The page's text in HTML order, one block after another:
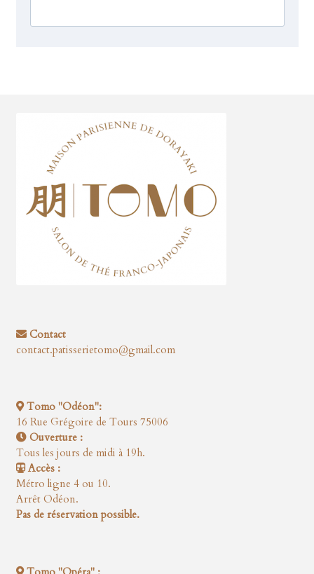
Contact
contact.patisserietomo@gmail.com
Tomo "Odéon":
16 Rue Grégoire de Tours 75006
Ouverture :
Tous les jours de midi à 19h.
Accès :
Métro ligne 4 ou 10.
Arrêt Odéon.
Pas de réservation possible.